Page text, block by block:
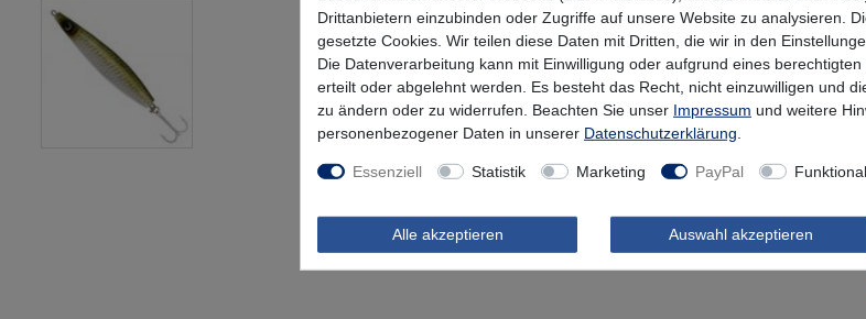
Drittanbietern einzubinden oder Zugriffe auf unsere Website zu analysieren.
gesetzte Cookies. Wir teilen diese Daten mit Dritten, die wir in den
Die Datenverarbeitung kann mit Einwilligung oder aufgrund eines
erteilt oder abgelehnt werden. Es besteht das Recht, nicht einzuwilligen und
zu ändern oder zu widerrufen. Beachten Sie unser Impressum und weitere
personenbezogener Daten in unserer Daten­schutz­erklärung
Essenziell Statistik Marketing PayPal Funktional
Alle akzeptieren Auswahl akzeptieren